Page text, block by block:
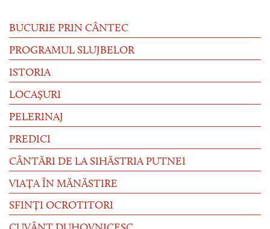
BUCURIE PRIN CÂNTEC
PROGRAMUL SLUJBELOR
ISTORIA
LOCAȘURI
PELERINAJ
PREDICI
CÂNTĂRI DE LA SIHĂSTRIA PUTNEI
VIAȚA ÎN MĂNĂSTIRE
SFINȚI OCROTITORI